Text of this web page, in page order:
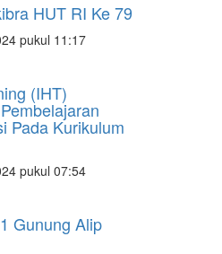
HUT RI Ke 79
pukul 11:17
(IHT)
Pada Kurikulum
pukul 07:54
Gunung Alip